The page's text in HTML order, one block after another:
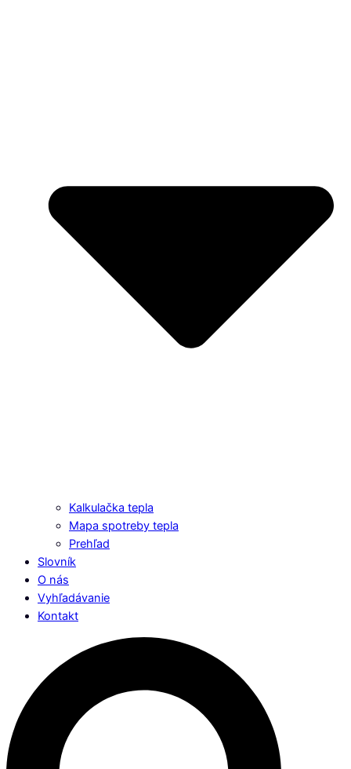
Kalkulačka tepla
Mapa spotreby tepla
Prehľad
Slovník
O nás
Vyhľadávanie
Kontakt